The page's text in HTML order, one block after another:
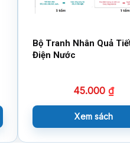
Bộ Tranh Nhân Quả
Điện Nước
45.000 ₫
Xem sách